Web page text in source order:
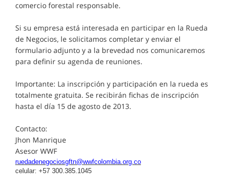
comercio forestal responsable.
Si su empresa está interesada en participar en la Rueda
de Negocios, le solicitamos completar y enviar el
formulario adjunto y a la brevedad nos comunicaremos
para definir su agenda de reuniones.
Importante: La inscripción y participación en la rueda es
totalmente gratuita. Se recibirán fichas de inscripción
hasta el día 15 de agosto de 2013.
Contacto:
Jhon Manrique
Asesor WWF
ruedadenegociosgftn@wwfcolombia.org.co
celular: +57 300.385.1045